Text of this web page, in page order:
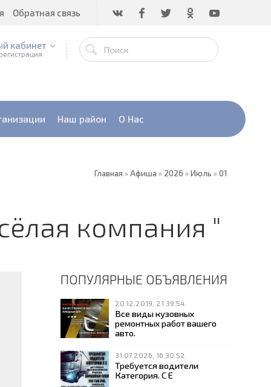
Обратная связь
кабинет
Наш район О Нас
Главная »Афиша » 2026 »Июль »01
компания "
ПОПУЛЯРНЫЕ ОБЪЯВЛЕНИЯ
20.12.2019, 21.39.54
Все виды кузовных
ремонтных работ вашего
авто.
31.07.2026, 16.30.52
Требуется водители
Категория. С Е